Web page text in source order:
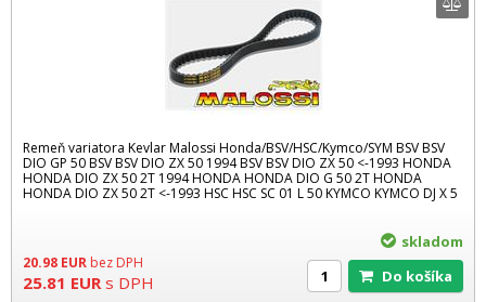
Remeň variatora Kevlar Malossi Honda/BSV/HSC/Kymco/SYM BSV BSV
DIO GP 50 BSV BSV DIO ZX 50 1994 BSV BSV DIO ZX 50 <-1993 HONDA
HONDA DIO ZX 50 2T 1994 HONDA HONDA DIO G 50 2T HONDA
HONDA DIO ZX 50 2T <-1993 HSC HSC SC 01 L 50 KYMCO KYMCO DJ X 5
20.98 EUR bez DPH
25.81 EUR s DPH
skladom
Do košíka